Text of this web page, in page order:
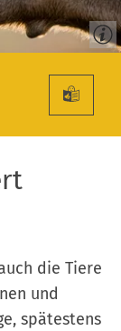
die Tiere
und
spätestens